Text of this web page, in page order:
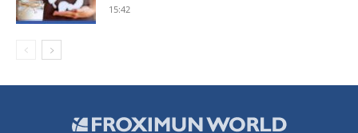
15:42